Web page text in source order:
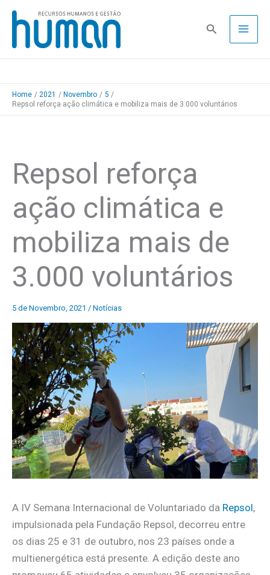
Skip
content
Pesquisa
Home 2021 Novembro
5
Repsol reforça ação climática e mobiliza mais de 3.000 voluntários
Repsol reforça
ação climática e
mobiliza mais de
3.000 voluntários
5 de Novembro, 2021 / Notícias
A IV Semana Internacional de Voluntariado da Repsol,
impulsionada pela Fundação Repsol, decorreu entre
os dias 25 e 31 de outubro, nos 23 países onde a
multienergética está presente. A edição deste ano